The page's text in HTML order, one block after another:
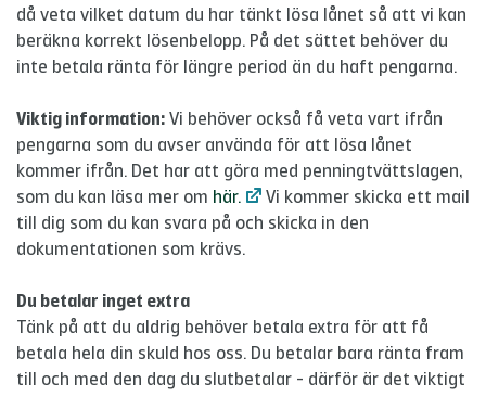
då veta vilket datum du har tänkt lösa lånet så att vi kan
beräkna korrekt lösenbelopp. På det sättet behöver du
inte betala ränta för längre period än du haft pengarna.
Viktig information: Vi behöver också få veta vart ifrån
pengarna som du avser använda för att lösa lånet
kommer ifrån. Det har att göra med penningtvättslagen,
som du kan läsa mer om här.
Vi kommer skicka ett mail
till dig som du kan svara på och skicka in den
dokumentationen som krävs.
Du betalar inget extra
Tänk på att du aldrig behöver betala extra för att få
betala hela din skuld hos oss. Du betalar bara ränta fram
till och med den dag du slutbetalar - därför är det viktigt